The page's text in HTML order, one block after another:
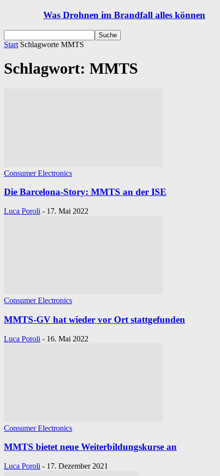
Was Drohnen im Brandfall alles können
Start Schlagworte MMTS
Schlagwort: MMTS
Consumer Electronics
Die Barcelona-Story: MMTS an der ISE
Luca Poroli - 17. Mai 2022
Consumer Electronics
MMTS-GV hat wieder vor Ort stattgefunden
Luca Poroli - 16. Mai 2022
Consumer Electronics
MMTS bietet neue Weiterbildungskurse an
Luca Poroli - 17. Dezember 2021